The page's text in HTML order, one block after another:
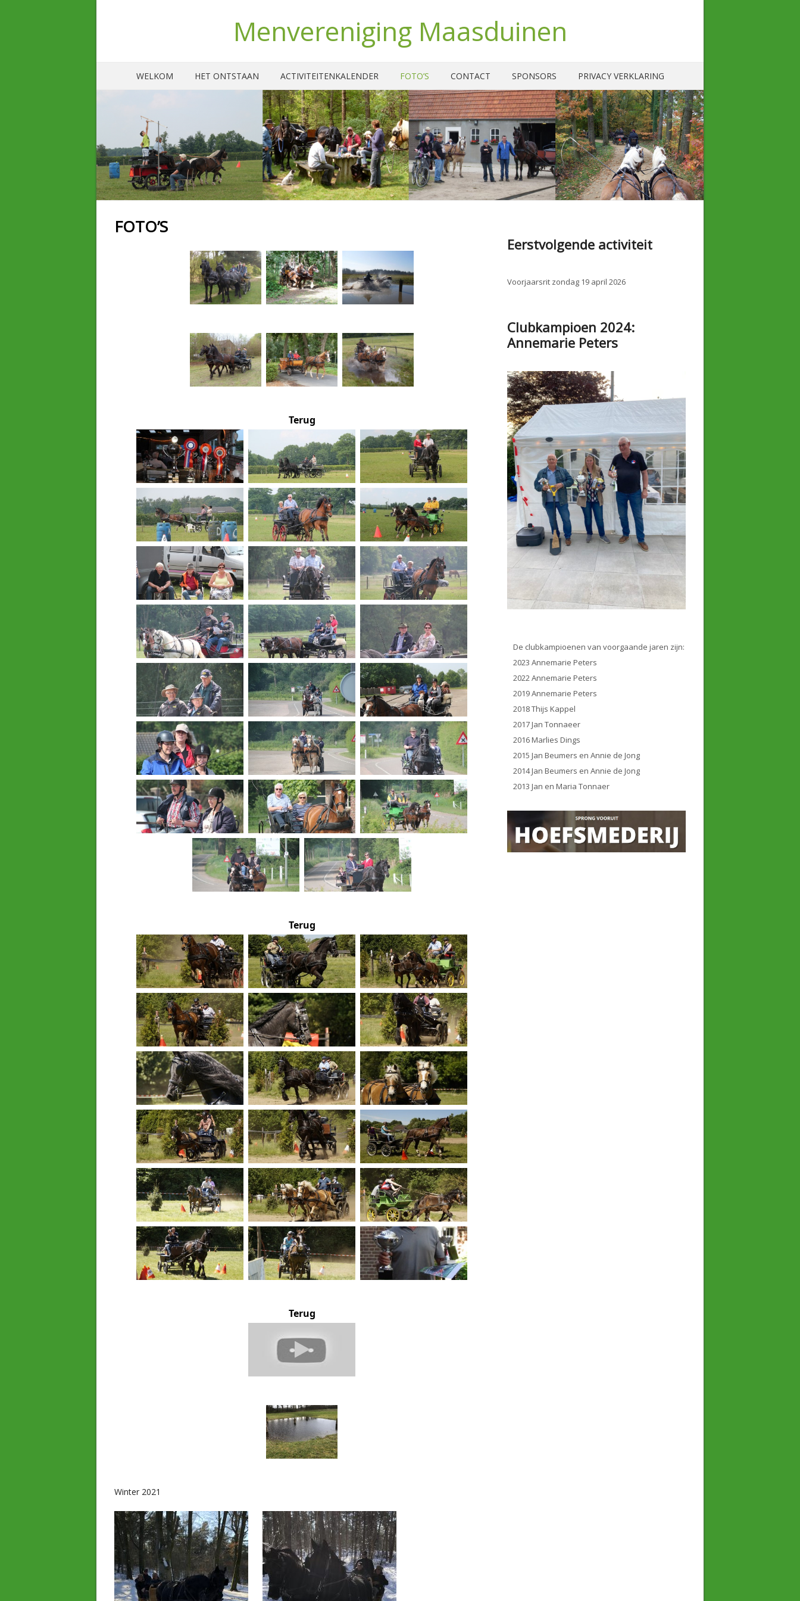
Menvereniging Maasduinen
WELKOM HET ONTSTAAN ACTIVITEITENKALENDER FOTO’S CONTACT SPONSORS PRIVACY VERKLARING
FOTO’S
Terug
Terug
Terug
Winter 2021
Eerstvolgende activiteit
Voorjaarsrit zondag 19 april 2026
Clubkampioen 2024:
Annemarie Peters
De clubkampioenen van voorgaande jaren zijn:
2023 Annemarie Peters
2022 Annemarie Peters
2019 Annemarie Peters
2018 Thijs Kappel
2017 Jan Tonnaeer
2016 Marlies Dings
2015 Jan Beumers en Annie de Jong
2014 Jan Beumers en Annie de Jong
2013 Jan en Maria Tonnaer